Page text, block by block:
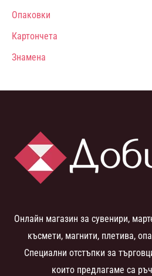
Опаковки
Картончета
Знамена
Онлайн магазин за сувенири,
късмети, магнити, плетива,
Специални отстъпки за
които предлагаме са